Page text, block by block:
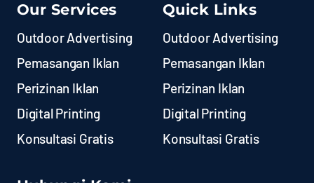
Our Services
Outdoor Advertising
Pemasangan Iklan
Perizinan Iklan
Digital Printing
Konsultasi Gratis
Quick Links
Outdoor Advertising
Pemasangan Iklan
Perizinan Iklan
Digital Printing
Konsultasi Gratis